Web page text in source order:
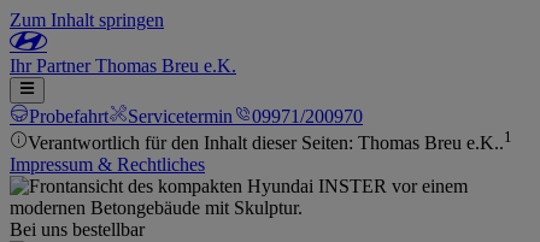
Zum Inhalt springen
IhrPartnerThomas Breu e.K.
Probefahrt Servicetermin
09971/200970
Verantwortlich für den Inhalt dieser Seiten: Thomas Breu e.K..1
Impressum & Rechtliches
Bei uns bestellbar